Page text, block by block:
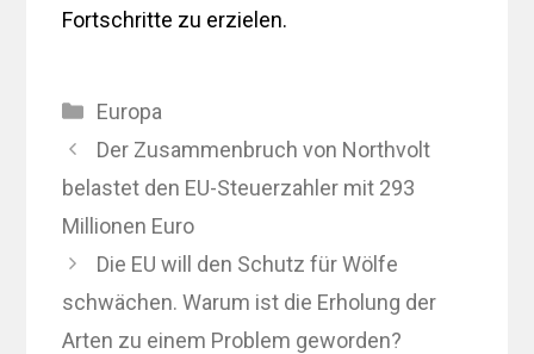
Fortschritte zu erzielen.
Kategorien
Europa
Der Zusammenbruch von Northvolt
belastet den EU-Steuerzahler mit 293
Millionen Euro
Die EU will den Schutz für Wölfe
schwächen. Warum ist die Erholung der
Arten zu einem Problem geworden?